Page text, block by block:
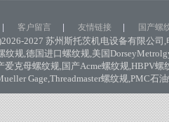
2027苏州斯托茨机电设备有限公司 ,
纹规,德国进口螺纹规,美国
爱克母螺纹规,国产Acme螺纹规,HBPV螺
Gage,Threadmaster螺纹规,PMC石
客户留言 友情链接 国产螺